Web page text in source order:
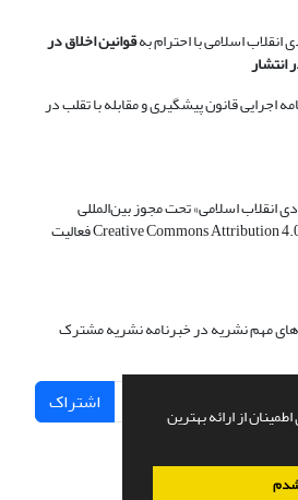
از ارائه بهترین
اسلامی با احترام بهقوانین اخلاق در
انتشار
اجرایی قانون پیشگیری و مقابله با تقلب در
انقلاب اسلامی» تحت مجوز بین‌المللی
Creative Commons Attributionفعالیت
های مهم نشریه در خبرنامه نشریه مشترک
اشتراک